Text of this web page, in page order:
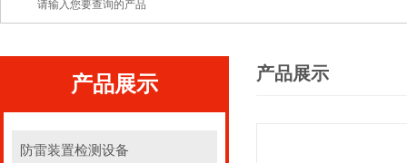
产品展示
防雷装置检测设备
产品展示